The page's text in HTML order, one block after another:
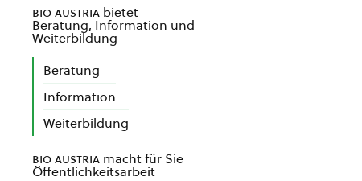
bio austria bietet
Beratung, Information und
Weiterbildung
Beratung
Information
Weiterbildung
bio austria macht für Sie
Öffentlichkeitsarbeit